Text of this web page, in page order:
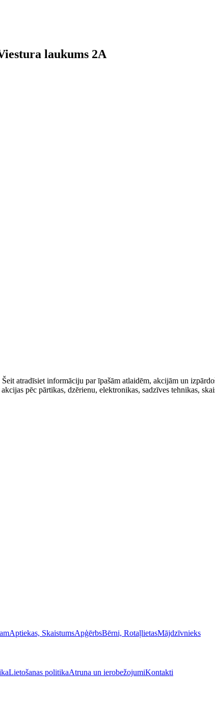
laukums 2A
atradīsiet informāciju par īpašām atlaidēm, akcijām un
pēc pārtikas, dzērienu, elektronikas, sadzīves tehnikas,
Aptiekas, SkaistumsApģērbsBērni, RotaļlietasMājdzīvnieks
Lietošanas politikaAtruna un ierobežojumiKontakti